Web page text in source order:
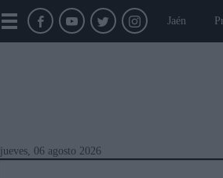
Jaén
jueves, 06 agosto 2026